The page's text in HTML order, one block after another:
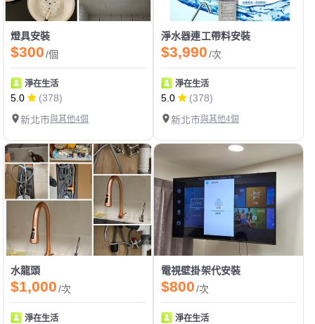
燈具安裝
$300/個
淨在生活
5.0
(378)
新北市與其他4個
淨水器連工帶料安裝
$3,990/次
淨在生活
5.0
(378)
新北市與其他4個
水龍頭
$1,000/次
淨在生活
電視壁掛架代安裝
$800/次
淨在生活